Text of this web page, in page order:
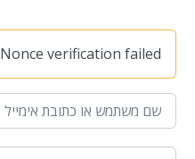
Nonce verification failed